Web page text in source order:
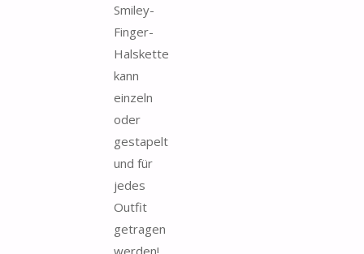
Smiley-
Finger-
Halskette
kann
einzeln
oder
gestapelt
und für
jedes
Outfit
getragen
werden!